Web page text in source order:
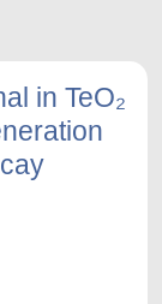
in TeO₂